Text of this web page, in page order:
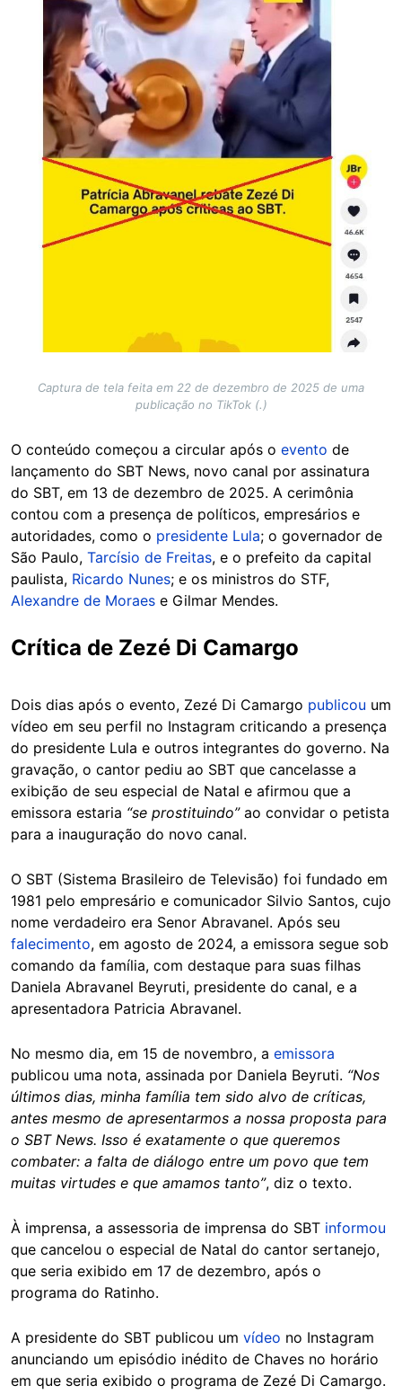
Captura de tela feita em 22 de dezembro de 2025 de uma
publicação no TikTok (.)
O conteúdo começou a circular após o evento de
lançamento do SBT News, novo canal por assinatura
do SBT, em 13 de dezembro de 2025. A cerimônia
contou com a presença de políticos, empresários e
autoridades, como o presidente Lula; o governador de
São Paulo, Tarcísio de Freitas, e o prefeito da capital
paulista, Ricardo Nunes; e os ministros do STF,
Alexandre de Moraes e Gilmar Mendes.
Crítica de Zezé Di Camargo
Dois dias após o evento, Zezé Di Camargo publicou um
vídeo em seu perfil no Instagram criticando a presença
do presidente Lula e outros integrantes do governo. Na
gravação, o cantor pediu ao SBT que cancelasse a
exibição de seu especial de Natal e afirmou que a
emissora estaria “se prostituindo” ao convidar o petista
para a inauguração do novo canal.
O SBT (Sistema Brasileiro de Televisão) foi fundado em
1981 pelo empresário e comunicador Silvio Santos, cujo
nome verdadeiro era Senor Abravanel. Após seu
falecimento, em agosto de 2024, a emissora segue sob
comando da família, com destaque para suas filhas
Daniela Abravanel Beyruti, presidente do canal, e a
apresentadora Patricia Abravanel.
No mesmo dia, em 15 de novembro, a emissora
publicou uma nota, assinada por Daniela Beyruti. “Nos
últimos dias, minha família tem sido alvo de críticas,
antes mesmo de apresentarmos a nossa proposta para
o SBT News. Isso é exatamente o que queremos
combater: a falta de diálogo entre um povo que tem
muitas virtudes e que amamos tanto”, diz o texto.
À imprensa, a assessoria de imprensa do SBT informou
que cancelou o especial de Natal do cantor sertanejo,
que seria exibido em 17 de dezembro, após o
programa do Ratinho.
A presidente do SBT publicou um vídeo no Instagram
anunciando um episódio inédito de Chaves no horário
em que seria exibido o programa de Zezé Di Camargo.